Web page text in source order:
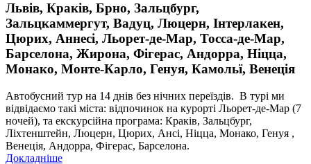
Львів, Краків, Брно, Зальцбург,
Зальцкаммергут, Вадуц, Люцерн, Інтерлакен,
Цюрих, Аннесі, Льорет-де-Мар, Тосса-де-Мар,
Барселона, Жирона, Фігерас, Андорра, Ніцца,
Монако, Монте-Карло, Генуя, Камольї, Венеція
Автобусний тур на 14 днів без нічних переїздів. В турі ми
відвідаємо такі міста: відпочинок на курорті Льорет-де-Мар (7
ночей), та екскурсійна програма: Краків, Зальцбург,
Ліхтенштейн, Люцерн, Цюрих, Ансі, Ніцца, Монако, Генуя ,
Венеція, Андорра, Фігерас, Барселона.
Докладніше